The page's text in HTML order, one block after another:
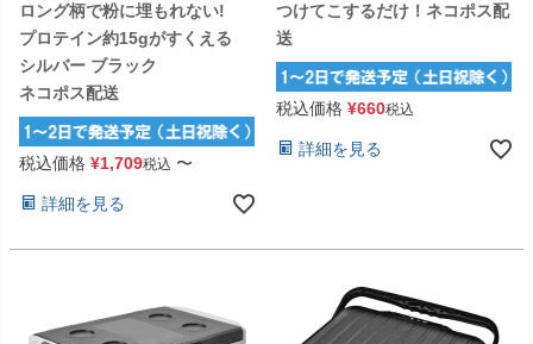
ロング柄で粉に埋もれない!
プロテイン約15gがすくえる
シルバー ブラック
ネコポス配送
税込価格 ¥1,709税込 〜
詳細を見る
つけてこするだけ！ネコポス配
送
税込価格 ¥660税込
詳細を見る